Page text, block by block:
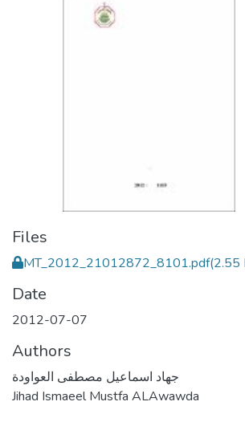
Files
MT_2012_21012872_8101.pdf(2.55
Date
2012-07-07
Authors
جهاد اسماعيل مصطفى العواودة
Jihad Ismaeel Mustfa ALAwawda